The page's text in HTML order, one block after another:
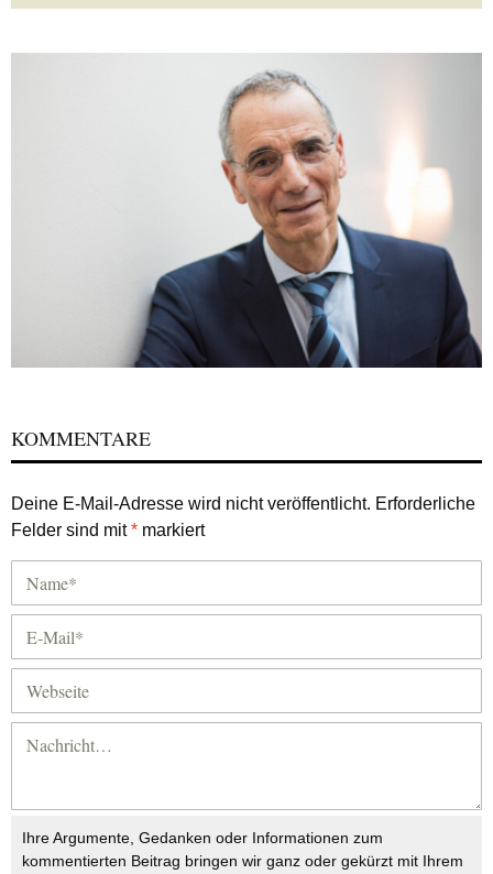
KOMMENTARE
Deine E-Mail-Adresse wird nicht veröffentlicht. Erforderliche
Felder sind mit* markiert
Ihre Argumente, Gedanken oder Informationen zum
kommentierten Beitrag bringen wir ganz oder gekürzt mit Ihrem